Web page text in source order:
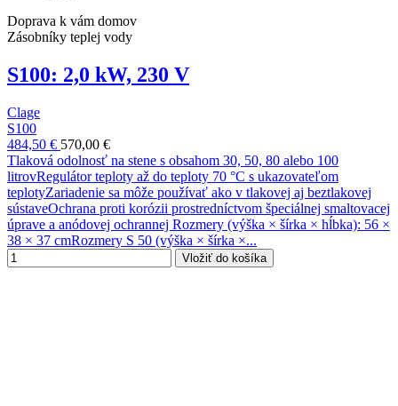
Doprava k vám domov
Zásobníky teplej vody
S100: 2,0 kW, 230 V
Clage
S100
484,50 € 570,00 €
Tlaková odolnosť na stene s obsahom 30, 50, 80 alebo 100
litrovRegulátor teploty až do teploty 70 °C s ukazovateľom
teplotyZariadenie sa môže používať ako v tlakovej aj beztlakovej
sústaveOchrana proti korózii prostredníctvom špeciálnej smaltovacej
úprave a anódovej ochrannej Rozmery (výška × šírka × hĺbka): 56 ×
38 × 37 cmRozmery S 50 (výška × šírka ×...
Vložiť do košíka